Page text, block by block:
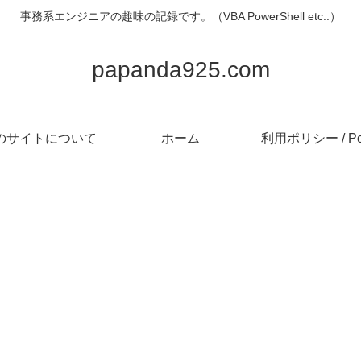
事務系エンジニアの趣味の記録です。（VBA PowerShell etc..）
papanda925.com
サイトについて ホーム 利用ポリシー /